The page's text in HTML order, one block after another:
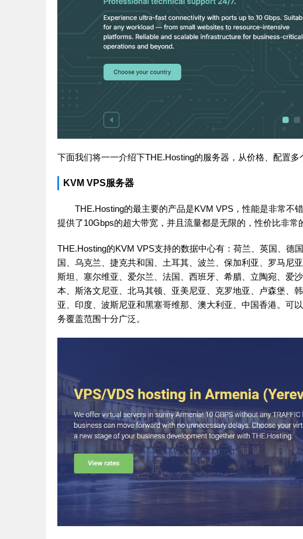
下面我们将一一介绍下THE.Hosting的服务器，从价格、配置多
KVM VPS服务器
THE.Hosting的最主要的产品是KVM VPS，性能是非常不
提供了10Gbps的超大带宽，并且流量都是无限的，性价比非常
THE.Hosting的KVM VPS支持的数据中心有：荷兰、英国、德
国、乌克兰、捷克共和国、土耳其、波兰、保加利亚、罗马尼
斯坦、塞尔维亚、爱尔兰、法国、西班牙、希腊、立陶宛、爱
本、斯洛文尼亚、北马其顿、亚美尼亚、克罗地亚、卢森堡、
亚、印度、波斯尼亚和黑塞哥维那、澳大利亚、中国香港。可
务覆盖范围十分广泛。